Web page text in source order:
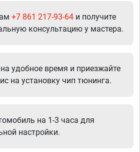
+7 861 217-93-64 и получите
консультацию у мастера.
удобное время и приезжайте
на установку чип тюнинга.
на 1-3 часа для
настройки.